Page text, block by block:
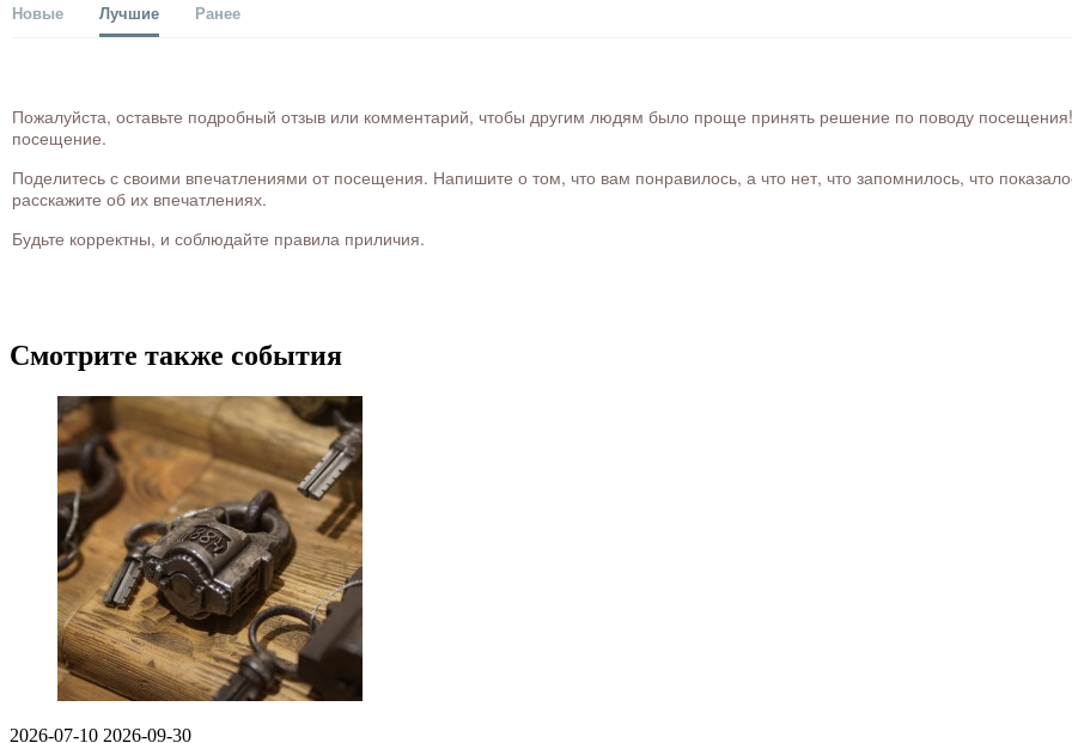
Новые Лучшие Ранее
Пожалуйста, оставьте подробный отзыв или комментарий, чтобы другим людям было проще принять решение по поводу посещения!
посещение.
Поделитесь с своими впечатлениями от посещения. Напишите о том, что вам понравилось, а что нет, что запомнилось, что
расскажите об их впечатлениях.
Будьте корректны, и соблюдайте правила приличия.
Смотрите также события
2026-07-10 2026-09-30